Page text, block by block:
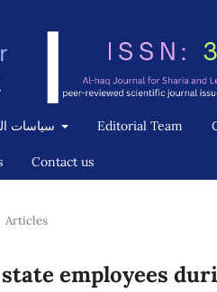
Editorial Team
Contact us
Articles
employees